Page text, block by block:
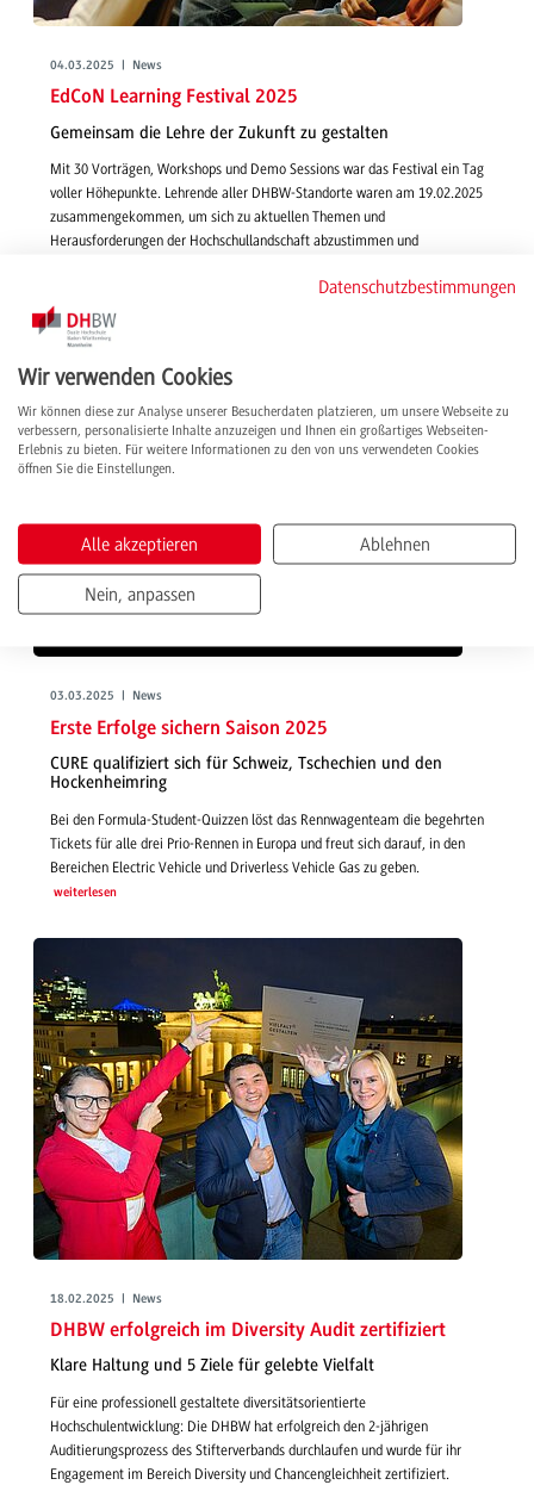
04.03.2025 | News
EdCoN Learning Festival 2025
Gemeinsam die Lehre der Zukunft zu gestalten
Mit 30 Vorträgen, Workshops und Demo Sessions war das Festival ein Tag
voller Höhepunkte. Lehrende aller DHBW-Standorte waren am 19.02.2025
zusammengekommen, um sich zu aktuellen Themen und
Herausforderungen der Hochschullandschaft abzustimmen und
03.03.2025 | News
Erste Erfolge sichern Saison 2025
CURE qualifiziert sich für Schweiz, Tschechien und den
Hockenheimring
Bei den Formula-Student-Quizzen löst das Rennwagenteam die begehrten
Tickets für alle drei Prio-Rennen in Europa und freut sich darauf, in den
Bereichen Electric Vehicle und Driverless Vehicle Gas zu geben.
weiterlesen
18.02.2025 | News
DHBW erfolgreich im Diversity Audit zertifiziert
Klare Haltung und 5 Ziele für gelebte Vielfalt
Für eine professionell gestaltete diversitätsorientierte
Hochschulentwicklung: Die DHBW hat erfolgreich den 2-jährigen
Auditierungsprozess des Stifterverbands durchlaufen und wurde für ihr
Engagement im Bereich Diversity und Chancengleichheit zertifiziert.
Datenschutzbestimmungen
Wir verwenden Cookies
Wir können diese zur Analyse unserer Besucherdaten platzieren, um unsere Webseite zu
verbessern, personalisierte Inhalte anzuzeigen und Ihnen ein großartiges Webseiten-
Erlebnis zu bieten. Für weitere Informationen zu den von uns verwendeten Cookies
öffnen Sie die Einstellungen.
Alle akzeptieren Ablehnen
Nein, anpassen